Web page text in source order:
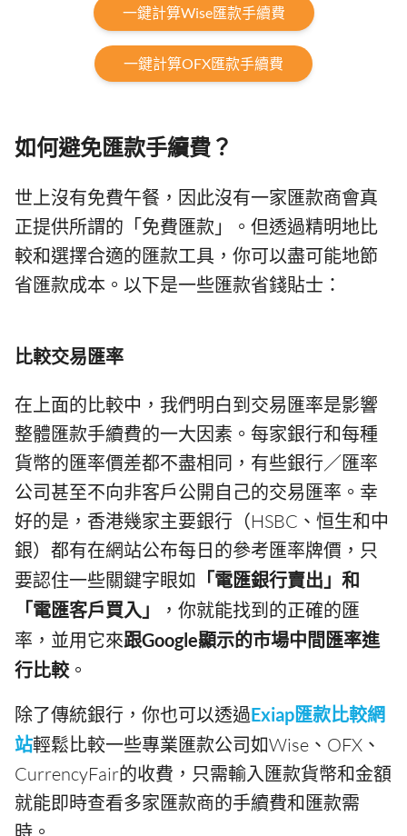
一鍵計算Wise匯款手續費
一鍵計算OFX匯款手續費
如何避免匯款手續費？
世上沒有免費午餐，因此沒有一家匯款商會真
正提供所謂的「免費匯款」。但透過精明地比
較和選擇合適的匯款工具，你可以盡可能地節
省匯款成本。以下是一些匯款省錢貼士：
比較交易匯率
在上面的比較中，我們明白到交易匯率是影響
整體匯款手續費的一大因素。每家銀行和每種
貨幣的匯率價差都不盡相同，有些銀行／匯率
公司甚至不向非客戶公開自己的交易匯率。幸
好的是，香港幾家主要銀行（HSBC、恒生和中
銀）都有在網站公布每日的參考匯率牌價，只
要認住一些關鍵字眼如 「電匯銀行賣出」和
「電匯客戶買入」
，你就能找到的正確的匯
率，並用它來跟Google顯示的市場中間匯率進
行比較。
除了傳統銀行，你也可以透過Exiap匯款比較網
站輕鬆比較一些專業匯款公司如Wise、OFX、
CurrencyFair的收費，只需輸入匯款貨幣和金額
就能即時查看多家匯款商的手續費和匯款需